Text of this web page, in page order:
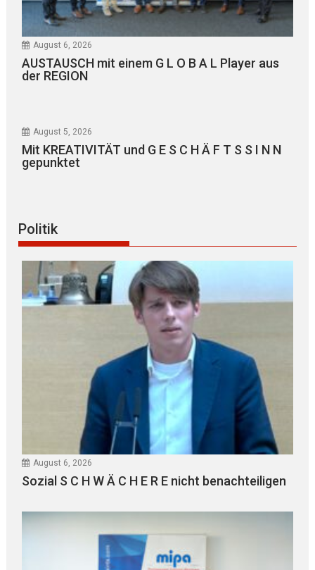
August 6, 2026
AUSTAUSCH mit einem G L O B A L Player aus
der REGION
August 5, 2026
Mit KREATIVITÄT und G E S C H Ä F T S S I N N
gepunktet
Politik
August 6, 2026
Sozial S C H W Ä C H E R E nicht benachteiligen